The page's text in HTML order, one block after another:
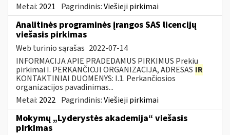
Metai: 2021 Pagrindinis:Viešieji pirkimai
Analitinės programinės įrangos SAS licencijų
viešasis pirkimas
Web turinio sąrašas 2022-07-14
INFORMACIJA APIE PRADEDAMUS PIRKIMUS Prekių
pirkimai I. PERKANČIOJI ORGANIZACIJA, ADRESAS IR
KONTAKTINIAI DUOMENYS: I.1. Perkančiosios
organizacijos pavadinimas...
Metai: 2022 Pagrindinis:Viešieji pirkimai
Mokymų „Lyderystės akademija“ viešasis
pirkimas